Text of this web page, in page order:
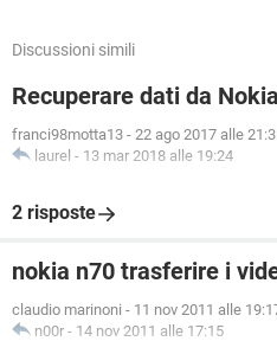
Discussioni simili
Recuperare dati da
franci98motta13 - 22 ago 2017 alle
laurel - 13 mar 2018 alle 19:24
2 risposte
nokia n70 trasferire i
claudio marinoni - 11 nov 2011 alle
n00r - 14 nov 2011 alle 17:15